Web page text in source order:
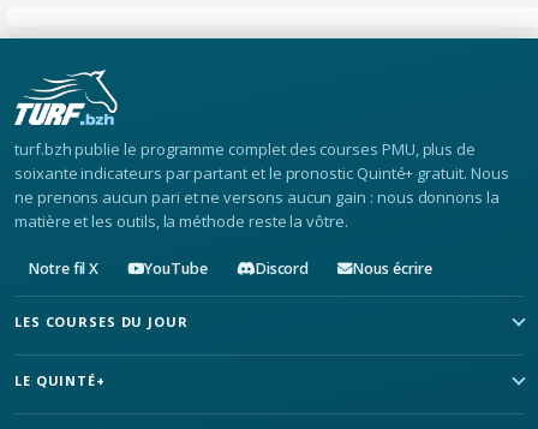
turf.bzh publie le programme complet des courses PMU, plus de
soixante indicateurs par partant et le pronostic Quinté+ gratuit. Nous
ne prenons aucun pari et ne versons aucun gain : nous donnons la
matière et les outils, la méthode reste la vôtre.
Notre fil X YouTube Discord Nous écrire
LES COURSES DU JOUR
LE QUINTÉ+